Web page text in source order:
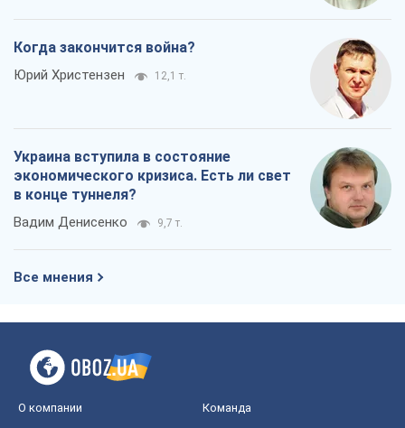
Когда закончится война?
Юрий Христензен 12,1 т.
Украина вступила в состояние
экономического кризиса. Есть ли свет
в конце туннеля?
Вадим Денисенко 9,7 т.
Все мнения
О компании Команда